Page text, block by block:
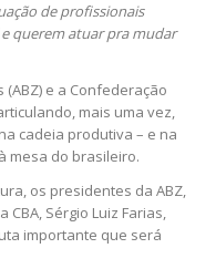
de profissionais
querem atuar pra mudar
e a Confederação
mais uma vez,
cadeia produtiva – e na
mesa do brasileiro.
os presidentes da ABZ,
Sérgio Luiz Farias,
importante que será